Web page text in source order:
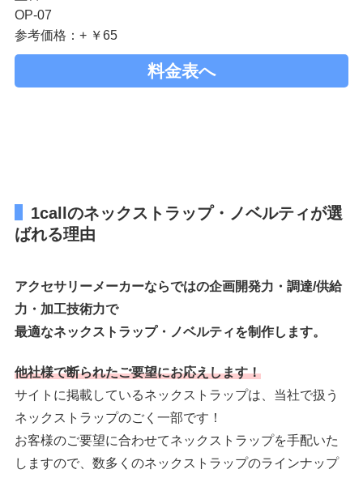
OP-07
参考価格：+ ￥65
料金表へ
1callのネックストラップ・ノベルティが選
ばれる理由
アクセサリーメーカーならではの企画開発力・調達/供給
力・加工技術力で
最適なネックストラップ・ノベルティを制作します。
他社様で断られたご要望にお応えします！
サイトに掲載しているネックストラップは、当社で扱う
ネックストラップのごく一部です！
お客様のご要望に合わせてネックストラップを手配いた
しますので、数多くのネックストラップのラインナップ